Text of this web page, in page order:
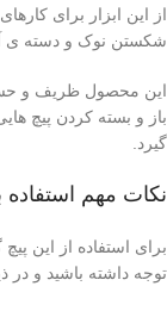
از این ابزار برای
شکستن نوک و دسته ی
باز و بسته کردن پیچ
گیرد.
نکات مهم
برای استفاده از این
توجه داشته باشید و در